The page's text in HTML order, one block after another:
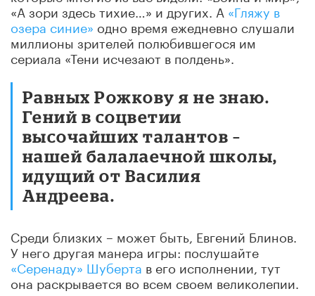
«А зори здесь тихие…» и других. А «Гляжу в
озера синие» одно время ежедневно слушали
миллионы зрителей полюбившегося им
сериала «Тени исчезают в полдень».
Равных Рожкову я не знаю.
Гений в соцветии
высочайших талантов –
нашей балалаечной школы,
идущий от Василия
Андреева.
Среди близких – может быть, Евгений Блинов.
У него другая манера игры: послушайте
«Серенаду» Шуберта в его исполнении, тут
она раскрывается во всем своем великолепии.